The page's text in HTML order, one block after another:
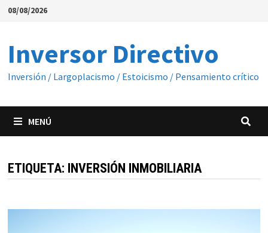
Saltar
08/08/2026
Inversor Directivo
Inversión / Largoplacismo / Estoicismo / Pensamiento crítico
MENÚ
ETIQUETA: INVERSIÓN INMOBILIARIA